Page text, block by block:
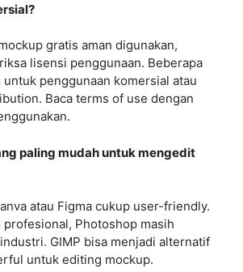
gratis aman digunakan,
lisensi penggunaan. Beberapa
penggunaan komersial atau
Baca terms of use dengan
paling mudah untuk mengedit
atau Figma cukup user-friendly.
Photoshop masih
GIMP bisa menjadi alternatif
untuk editing mockup.